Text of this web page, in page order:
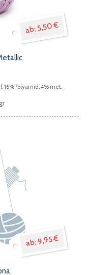
5,50 €
16%Polyamid, 4% met.
9,95 €